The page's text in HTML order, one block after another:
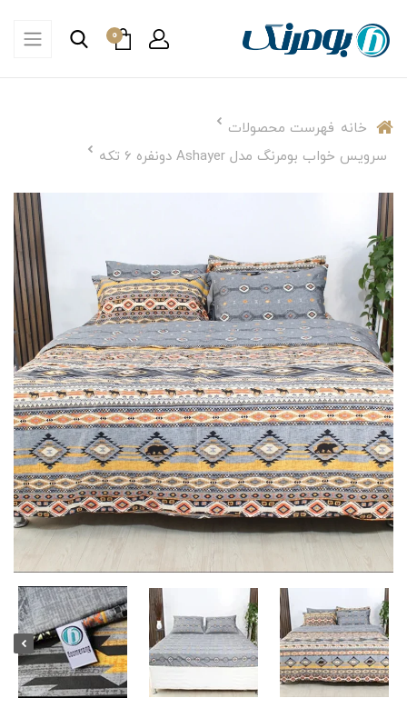
0
خانه فهرست محصولات
سرویس خواب بومرنگ مدل Ashayer دونفره 6 تکه